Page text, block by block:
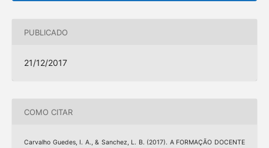
PUBLICADO
21/12/2017
COMO CITAR
Carvalho Guedes, I. A., & Sanchez, L. B. (2017). A FORMAÇÃO DOCENTE